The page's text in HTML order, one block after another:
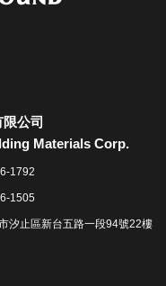
公司
Materials Corp.
1792
1505
汐止區新台五路一段94號22樓